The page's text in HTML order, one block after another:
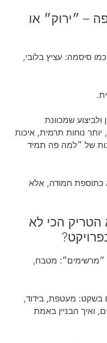
– ״ירוק״ או
סיסמה: עציץ בלובי,
שמכוונת
יותר נוחות תרמית, איכות
של ״למה פה תמיד
כתוספת חמודה, אלא
הטריק הכי לא
״מרשימים״: מטבח,
בשקט: מעטפת, בידוד,
ואיך הבניין באמת